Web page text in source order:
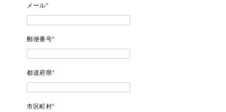
メール*
郵便番号*
都道府県*
市区町村*